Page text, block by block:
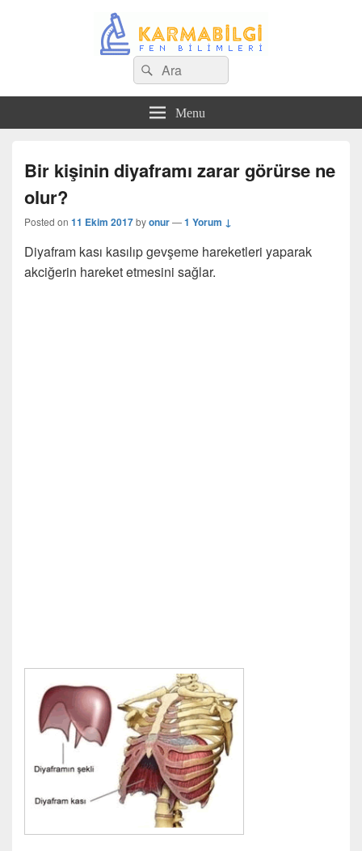
Search
for:
Ara
Menu
Bir kişinin diyaframı zarar görürse ne
olur?
Posted on 11 Ekim 2017byonur—1 Yorum ↓
Diyafram kası kasılıp gevşeme hareketleri yaparak
akciğerin hareket etmesini sağlar.